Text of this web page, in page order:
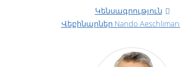
Կենսագրություն
Վեբինարներ Nando